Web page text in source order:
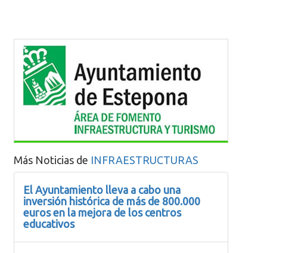
Más Noticias de INFRAESTRUCTURAS
El Ayuntamiento lleva a cabo una
inversión histórica de más de 800.000
euros en la mejora de los centros
educativos